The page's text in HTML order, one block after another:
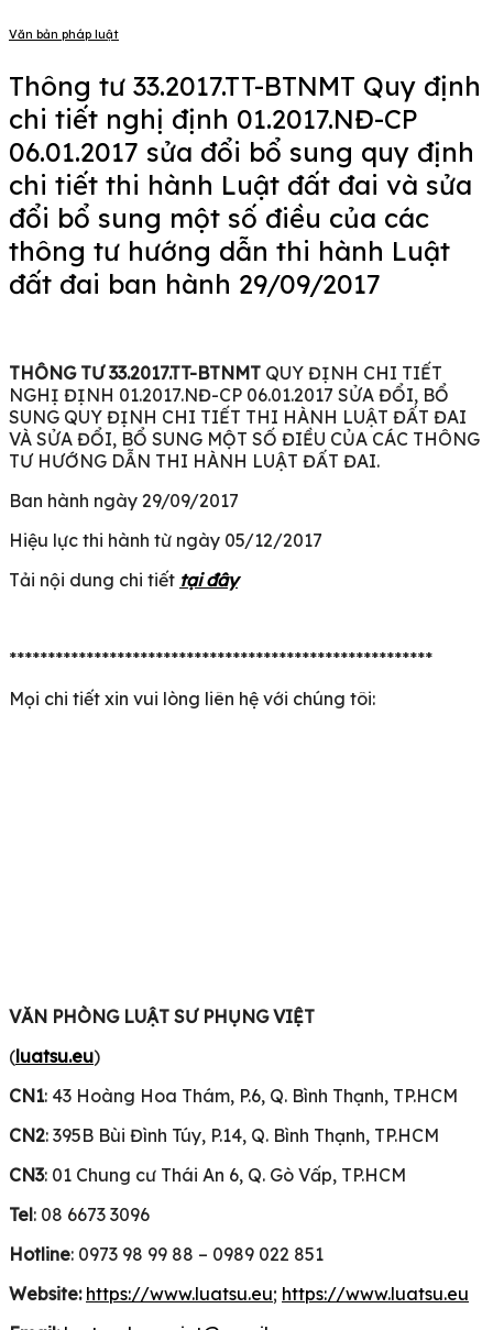
Văn bản pháp luật
Thông tư 33.2017.TT-BTNMT Quy định
chi tiết nghị định 01.2017.NĐ-CP
06.01.2017 sửa đổi bổ sung quy định
chi tiết thi hành Luật đất đai và sửa
đổi bổ sung một số điều của các
thông tư hướng dẫn thi hành Luật
đất đai ban hành 29/09/2017
THÔNG TƯ33.2017.TT-BTNMT QUY ĐỊNH CHI TIẾT
NGHỊ ĐỊNH 01.2017.NĐ-CP 06.01.2017 SỬA ĐỔI, BỔ
SUNG QUY ĐỊNH CHI TIẾT THI HÀNH LUẬT ĐẤT ĐAI
VÀ SỬA ĐỔI, BỔ SUNG MỘT SỐ ĐIỀU CỦA CÁC THÔNG
TƯ HƯỚNG DẪN THI HÀNH LUẬT ĐẤT ĐAI.
Ban hành ngày 29/09/2017
Hiệu lực thi hành từ ngày 05/12/2017
Tải nội dung chi tiết tại đây
*******************************************************
Mọi chi tiết xin vui lòng liên hệ với chúng tôi:
VĂN PHÒNG LUẬT SƯ PHỤNG VIỆT
(luatsu.eu)
CN1: 43 Hoàng Hoa Thám, P.6, Q. Bình Thạnh, TP.HCM
CN2: 395B Bùi Đình Túy, P.14, Q. Bình Thạnh, TP.HCM
CN3: 01 Chung cư Thái An 6, Q. Gò Vấp, TP.HCM
Tel: 08 6673 3096
Hotline: 0973 98 99 88 – 0989 022 851
Website: https://www.luatsu.eu; https://www.luatsu.eu